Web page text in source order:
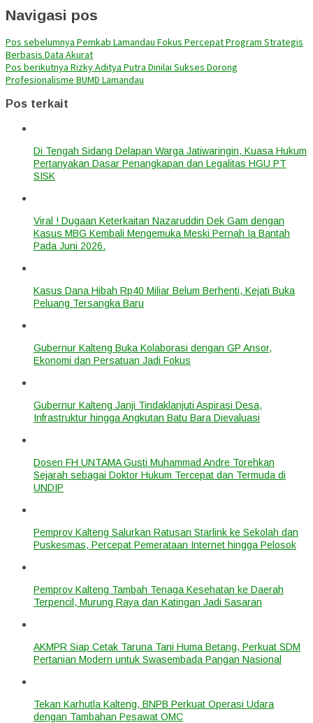
Navigasi pos
Pos sebelumnya Pemkab Lamandau Fokus Percepat Program Strategis
Berbasis Data Akurat
Pos berikutnya Rizky Aditya Putra Dinilai Sukses Dorong
Profesionalisme BUMD Lamandau
Pos terkait
Di Tengah Sidang Delapan Warga Jatiwaringin, Kuasa Hukum
Pertanyakan Dasar Penangkapan dan Legalitas HGU PT
SISK
Viral ! Dugaan Keterkaitan Nazaruddin Dek Gam dengan
Kasus MBG Kembali Mengemuka Meski Pernah Ia Bantah
Pada Juni 2026.
Kasus Dana Hibah Rp40 Miliar Belum Berhenti, Kejati Buka
Peluang Tersangka Baru
Gubernur Kalteng Buka Kolaborasi dengan GP Ansor,
Ekonomi dan Persatuan Jadi Fokus
Gubernur Kalteng Janji Tindaklanjuti Aspirasi Desa,
Infrastruktur hingga Angkutan Batu Bara Dievaluasi
Dosen FH UNTAMA Gusti Muhammad Andre Torehkan
Sejarah sebagai Doktor Hukum Tercepat dan Termuda di
UNDIP
Pemprov Kalteng Salurkan Ratusan Starlink ke Sekolah dan
Puskesmas, Percepat Pemerataan Internet hingga Pelosok
Pemprov Kalteng Tambah Tenaga Kesehatan ke Daerah
Terpencil, Murung Raya dan Katingan Jadi Sasaran
AKMPR Siap Cetak Taruna Tani Huma Betang, Perkuat SDM
Pertanian Modern untuk Swasembada Pangan Nasional
Tekan Karhutla Kalteng, BNPB Perkuat Operasi Udara
dengan Tambahan Pesawat OMC